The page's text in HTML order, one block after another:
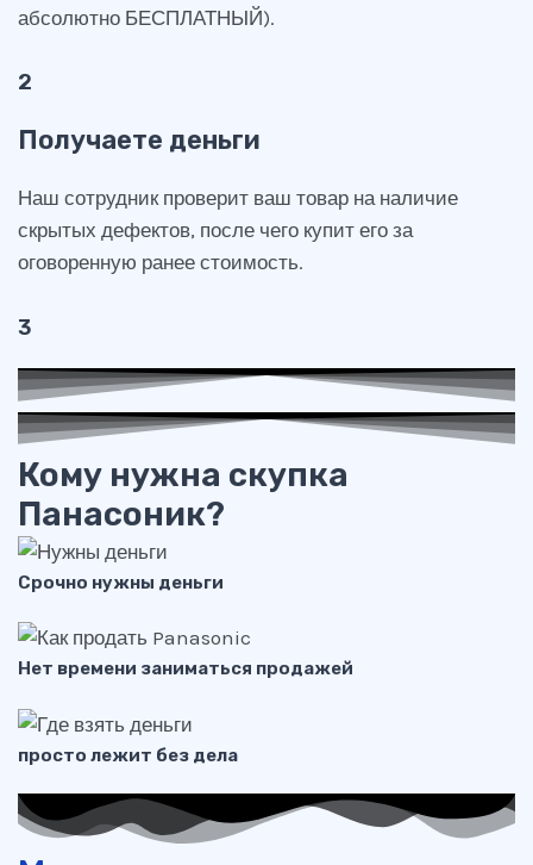
абсолютно БЕСПЛАТНЫЙ).
2
Получаете деньги
Наш сотрудник проверит ваш товар на наличие
скрытых дефектов, после чего купит его за
оговоренную ранее стоимость.
3
Кому нужна скупка
Панасоник?
Срочно нужны деньги
Нет времени заниматься продажей
просто лежит без дела